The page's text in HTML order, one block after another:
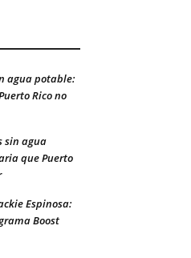
agua potable:
Rico no
sin agua
que Puerto
Espinosa:
Boost